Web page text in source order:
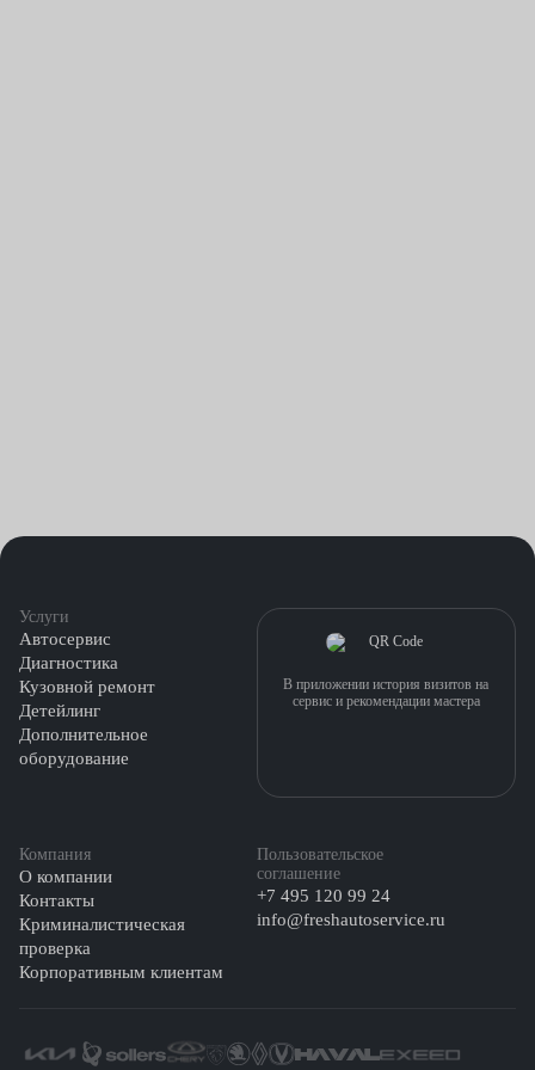
Услуги
Автосервис
Диагностика
Кузовной ремонт
Детейлинг
Дополнительное
оборудование
Компания
О компании
Контакты
Криминалистическая
проверка
Корпоративным клиентам
Пользовательское
соглашение
+7 495 120 99 24
info@freshautoservice.ru
В приложении история визитов на
сервис и рекомендации мастера